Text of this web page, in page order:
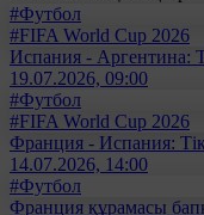
#Футбол
#FIFA World Cup 2026
Испания - Аргентина:
19.07.2026, 09:00
#Футбол
#FIFA World Cup 2026
Франция - Испания:
14.07.2026, 14:00
#Футбол
Франция құрамасы